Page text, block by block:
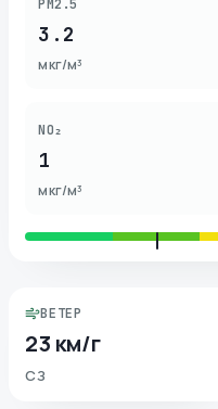
PM2.5
3.2
мкг/м³
NO₂
1
мкг/м³
ВЕТЕР
23 км/г
СЗ